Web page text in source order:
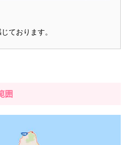
ております。
囲